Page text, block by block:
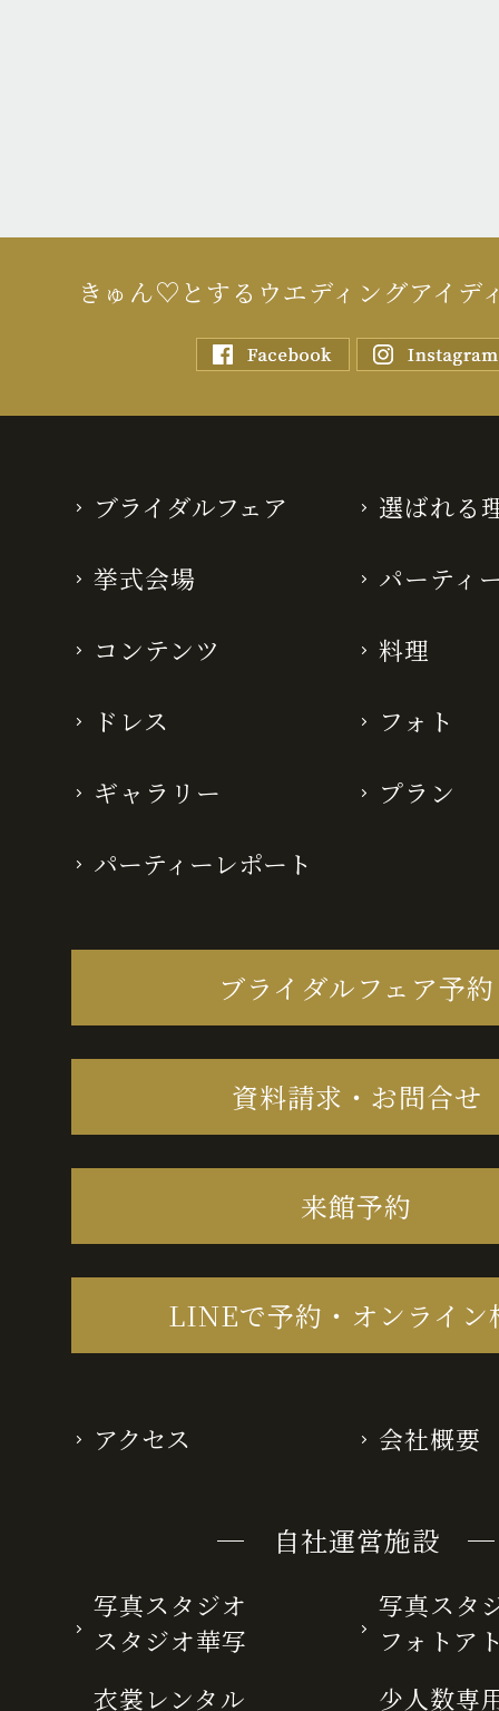
きゅん♡とするウエディングアイデ
ブライダルフェア 選ばれる
挙式会場 パーティ
コンテンツ 料理
ドレス フォト
ギャラリー プラン
パーティーレポート
ブライダルフェア予約
資料請求・お問合せ
来館予約
LINEで予約・オンライン
アクセス 会社概要
─ 自社運営施設 ─
写真スタジオ
スタジオ華写
写真スタ
フォトア
衣裳レンタル
少人数専